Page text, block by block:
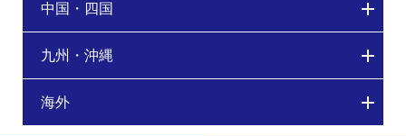
中国・四国
九州・沖縄
海外